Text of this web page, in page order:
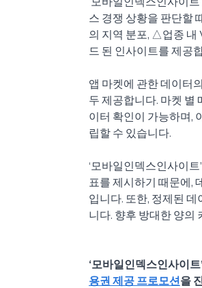
스 경쟁 상황을 판단할
의 지역 분포, △업종 내
드 된 인사이트를 제공
앱 마켓에 관한 데이터
두 제공합니다. 마켓 별
이터 확인이 가능하며,
립할 수 있습니다.
‘모바일인덱스인사이트
표를 제시하기 때문에,
입니다. 또한, 정제된
니다. 향후 방대한 양의
‘모바일인덱스인사이
용권 제공 프로모션을